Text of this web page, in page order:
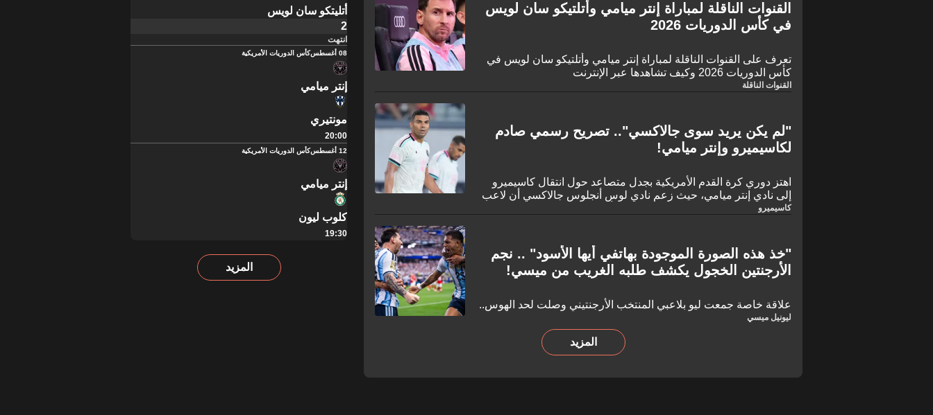
القنوات الناقلة لمباراة إنتر ميامي وأتلتيكو سان لويس
في كأس الدوريات 2026
تعرف على القنوات الناقلة لمباراة إنتر ميامي وأتلتيكو سان لويس في
كأس الدوريات 2026 وكيف تشاهدها عبر الإنترنت
القنوات الناقلة
"لم يكن يريد سوى جالاكسي".. تصريح رسمي صادم
لكاسيميرو وإنتر ميامي!
اهتز دوري كرة القدم الأمريكية بجدل متصاعد حول انتقال كاسيميرو
إلى نادي إنتر ميامي، حيث زعم نادي لوس أنجلوس جالاكسي أن لاعب
الوسط البرازيلي تعهد بالولاء للنادي قبل أشهر قليلة من توجهه إلى
كاسيميرو
"خذ هذه الصورة الموجودة بهاتفي أيها الأسود" .. نجم
الأرجنتين الخجول يكشف طلبه الغريب من ميسي!
علاقة خاصة جمعت ليو بلاعبي المنتخب الأرجنتيني وصلت لحد الهوس..
ليونيل ميسي
المزيد
أتليتكو سان لويس
2
انتهت
08 أغسطس كأس الدوريات الأمريكية
إنتر ميامي
مونتيري
20:00
12 أغسطس كأس الدوريات الأمريكية
إنتر ميامي
كلوب ليون
19:30
المزيد